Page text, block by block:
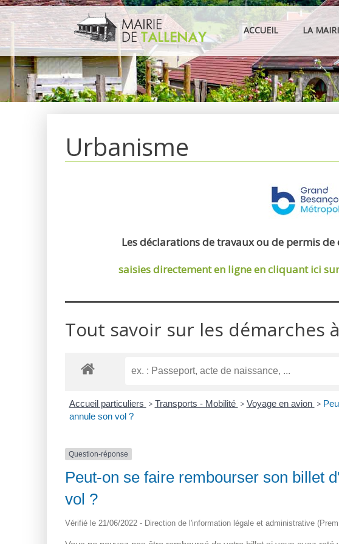
Aller
au
contenu
ACCUEIL LA
Urbanisme
Les déclarations de travaux ou de permis
saisies directement en ligneen cliquant ici
Tout savoir sur les démarches
Accueil particuliers > Transports - Mobilité > Voyage en avion >
annule son vol ?
Question-réponse
Peut-on se faire rembourser son billet
vol ?
Vérifié le 21/06/2022 - Direction de l'information légale et administrative